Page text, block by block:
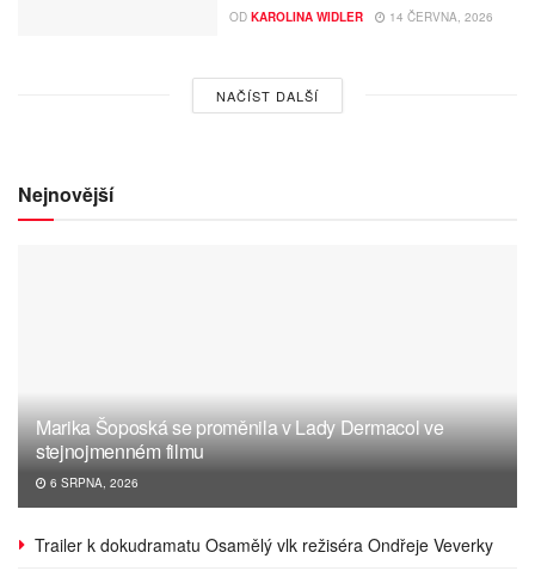
OD KAROLINA WIDLER 14 ČERVNA, 2026
NAČÍST DALŠÍ
Nejnovější
Marika Šoposká se proměnila v Lady Dermacol ve
stejnojmenném filmu
6 SRPNA, 2026
Trailer k dokudramatu Osamělý vlk režiséra Ondřeje Veverky